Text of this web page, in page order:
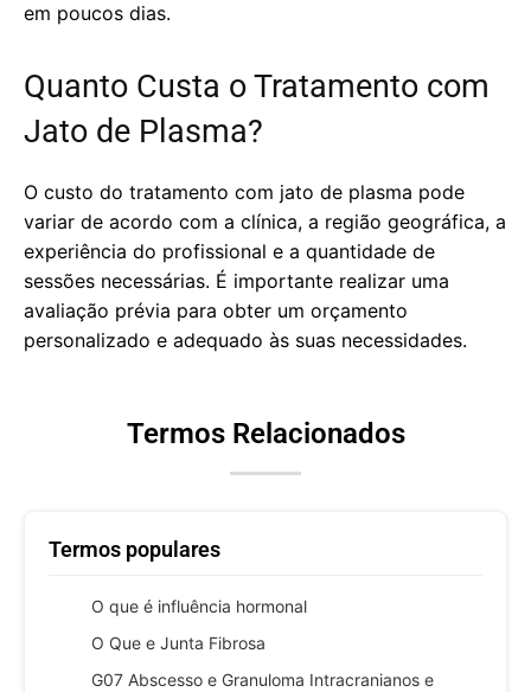
em poucos dias.
Quanto Custa o Tratamento com
Jato de Plasma?
O custo do tratamento com jato de plasma pode
variar de acordo com a clínica, a região geográfica, a
experiência do profissional e a quantidade de
sessões necessárias. É importante realizar uma
avaliação prévia para obter um orçamento
personalizado e adequado às suas necessidades.
Termos Relacionados
Termos populares
O que é influência hormonal
O Que e Junta Fibrosa
G07 Abscesso e Granuloma Intracranianos e